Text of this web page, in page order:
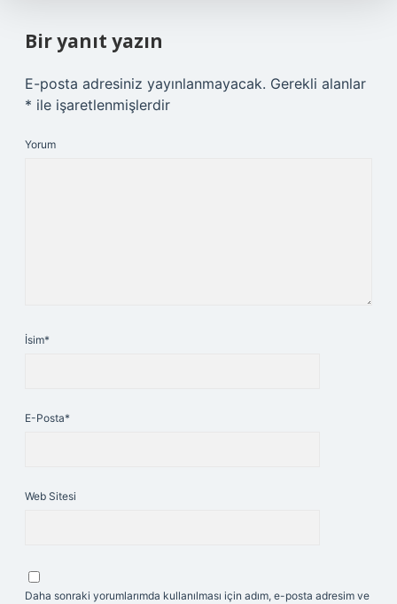
Bir yanıt yazın
E-posta adresiniz yayınlanmayacak. Gerekli alanlar
* ile işaretlenmişlerdir
Yorum
İsim*
E-Posta*
Web Sitesi
Daha sonraki yorumlarımda kullanılması için adım, e-posta adresim ve